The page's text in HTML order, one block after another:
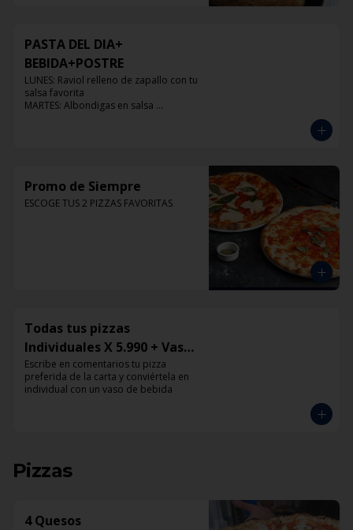
PASTA DEL DIA+
BEBIDA+POSTRE
LUNES: Raviol relleno de zapallo con tu
salsa favorita
MARTES: Albondigas en salsa
VIERNES: Raviol cabra con tu salsa
favorita
Promo de Siempre
ESCOGE TUS 2 PIZZAS FAVORITAS
Todas tus pizzas
Individuales X 5.990 + Vaso
de Bebida Grande
Escribe en comentarios tu pizza
preferida de la carta y conviértela en
individual con un vaso de bebida
Pizzas
4 Quesos